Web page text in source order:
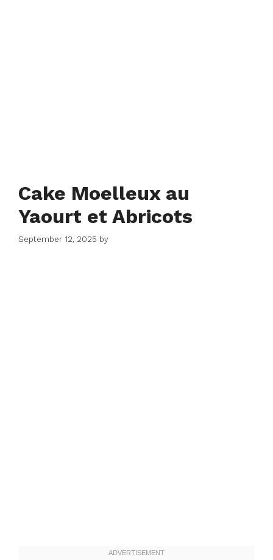
Cake Moelleux au
Yaourt et Abricots
September 12, 2025 by